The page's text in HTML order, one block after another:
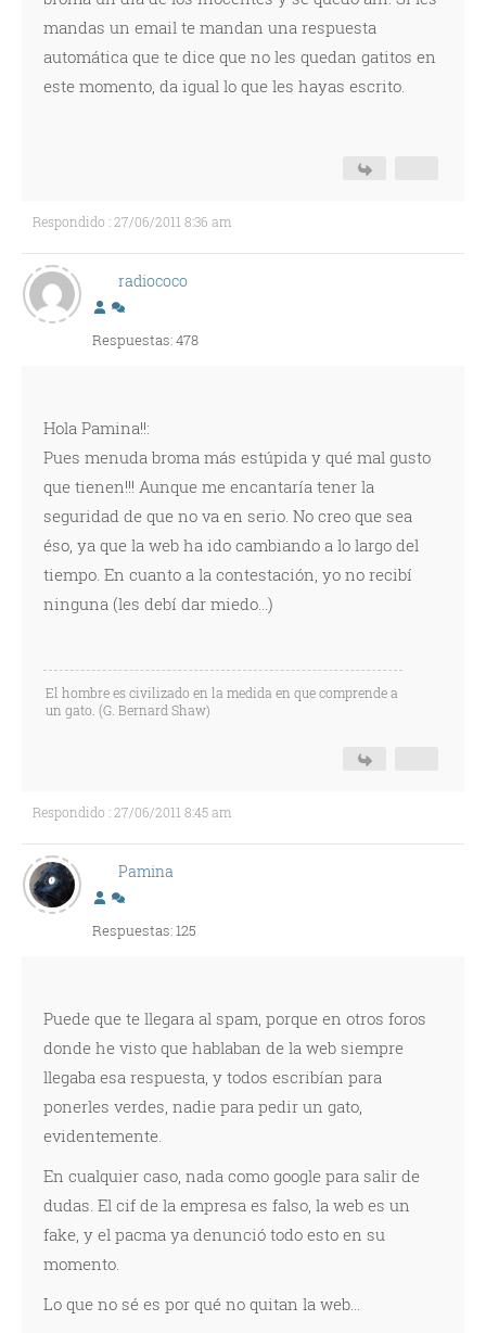
mandas un email te mandan una respuesta
automática que te dice que no les quedan gatitos en
este momento, da igual lo que les hayas escrito.
Respondido : 27/06/2011 8:36 am
radiococo
Respuestas: 478
Hola Pamina!!:
Pues menuda broma más estúpida y qué mal gusto
que tienen!!! Aunque me encantaría tener la
seguridad de que no va en serio. No creo que sea
éso, ya que la web ha ido cambiando a lo largo del
tiempo. En cuanto a la contestación, yo no recibí
ninguna (les debí dar miedo...)
El hombre es civilizado en la medida en que comprende a
un gato. (G. Bernard Shaw)
Respondido : 27/06/2011 8:45 am
Pamina
Respuestas: 125
Puede que te llegara al spam, porque en otros foros
donde he visto que hablaban de la web siempre
llegaba esa respuesta, y todos escribían para
ponerles verdes, nadie para pedir un gato,
evidentemente.
En cualquier caso, nada como google para salir de
dudas. El cif de la empresa es falso, la web es un
fake, y el pacma ya denunció todo esto en su
momento.
Lo que no sé es por qué no quitan la web...